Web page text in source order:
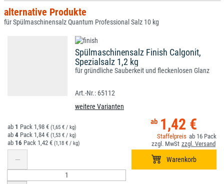
alternative Produkte
für Spülmaschinensalz Quantum Professional Salz 10 kg
Spülmaschinensalz Finish Calgonit,
Spezialsalz 1,2 kg
für gründliche Sauberkeit und fleckenlosen Glanz
65112
weitere Varianten
1,42 €
16
1 1,98 € (1,65 € / kg)
4 1,84 € (1,53 € / kg)
16 1,42 € (1,18 € / kg)